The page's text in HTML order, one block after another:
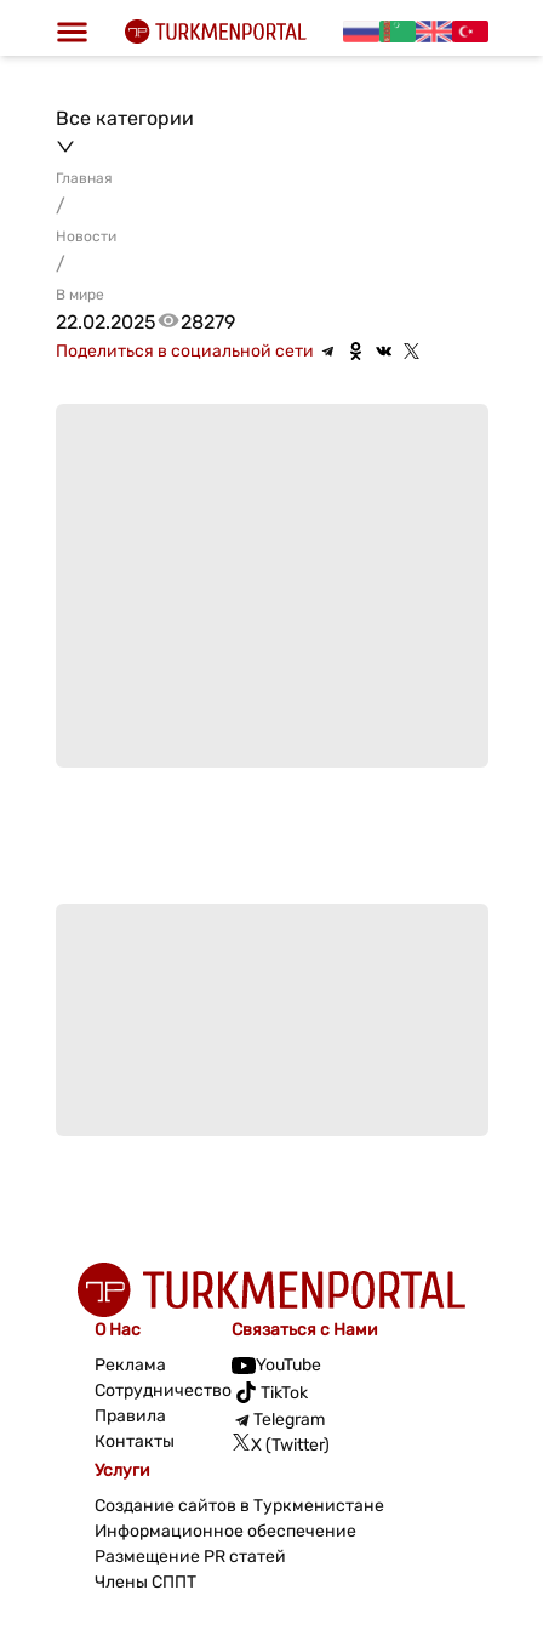
Все категории
Главная
/
Новости
/
В мире
22.02.2025 28279
Поделиться в социальной сети
О Нас
Реклама
Сотрудничество
Правила
Контакты
Связаться с Нами
YouTube
TikTok
Telegram
X (Twitter)
Услуги
Создание сайтов в Туркменистане
Информационное обеспечение
Размещение PR статей
Члены СППТ